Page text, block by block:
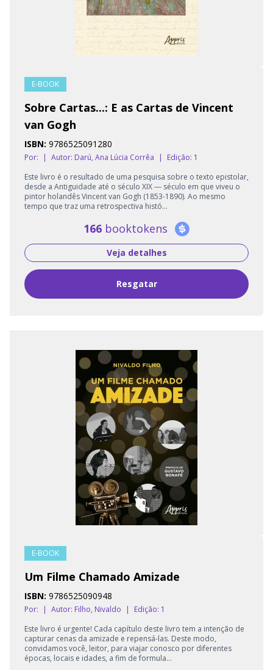
E-BOOK
Sobre Cartas...: E as Cartas de Vincent
van Gogh
ISBN: 9786525091280
Por: | Autor: Darú, Ana Lúcia Corrêa |
Edição: 1
Este livro é o resultado de uma pesquisa sobre o texto epistolar,
desde a Antiguidade até o século XIX ― século em que viveu o
pintor holandês Vincent van Gogh (1853-1890). Ao mesmo
tempo que traz uma retrospectiva histó...
166 booktokens
Veja detalhes
Resgatar
E-BOOK
Um Filme Chamado Amizade
ISBN: 9786525090948
Por: | Autor: Filho, Nivaldo |
Edição: 1
Este livro é urgente! Cada capítulo deste livro tem a intenção de
capturar cenas da amizade e repensá-las. Deste modo,
convidamos você, leitor, para viajar conosco por diferentes
épocas, locais e idades, a fim de formula...